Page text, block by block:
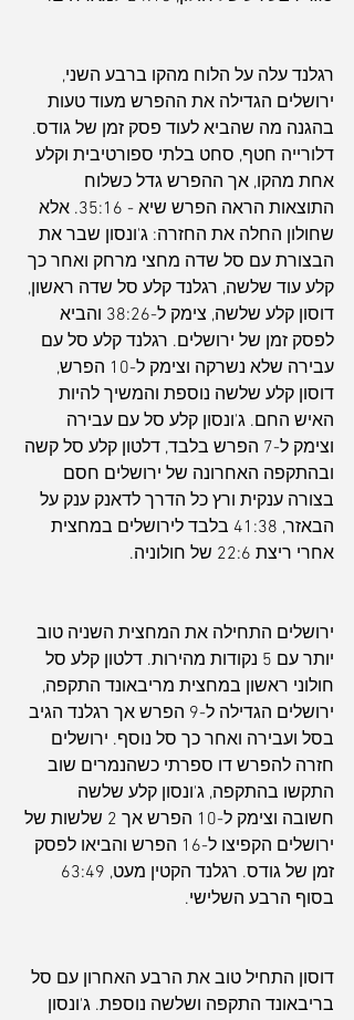
רגלנד עלה על הלוח מהקו ברבע השני,
ירושלים הגדילה את ההפרש מעוד טעות
בהגנה מה שהביא לעוד פסק זמן של גודס.
דלורייה חטף, סחט בלתי ספורטיבית וקלע
אחת מהקו, אך ההפרש גדל כשלוח
התוצאות הראה הפרש שיא - 35:16. אלא
שחולון החלה את החזרה: ג'ונסון שבר את
הבצורת עם סל שדה מחצי מרחק ואחר כך
קלע עוד שלשה, רגלנד קלע סל שדה ראשון,
דוסון קלע שלשה, צימק ל-38:26 והביא
לפסק זמן של ירושלים. רגלנד קלע סל עם
עבירה שלא נשרקה וצימק ל-10 הפרש,
דוסון קלע שלשה נוספת והמשיך להיות
האיש החם. ג'ונסון קלע סל עם עבירה
וצימק ל-7 הפרש בלבד, דלטון קלע סל קשה
ובהתקפה האחרונה של ירושלים חסם
בצורה ענקית ורץ כל הדרך לדאנק ענק על
הבאזר, 41:38 בלבד לירושלים במחצית
אחרי ריצת 22:6 של חולוניה.
ירושלים התחילה את המחצית השניה טוב
יותר עם 5 נקודות מהירות. דלטון קלע סל
חולוני ראשון במחצית מריבאונד התקפה,
ירושלים הגדילה ל-9 הפרש אך רגלנד הגיב
בסל ועבירה ואחר כך סל נוסף. ירושלים
חזרה להפרש דו ספרתי כשהנמרים שוב
התקשו בהתקפה, ג'ונסון קלע שלשה
חשובה וצימק ל-10 הפרש אך 2 שלשות של
ירושלים הקפיצו ל-16 הפרש והביאו לפסק
בסוף הרבע השלישי.
דוסון התחיל טוב את הרבע האחרון עם סל
בריבאונד התקפה ושלשה נוספת. ג'ונסון